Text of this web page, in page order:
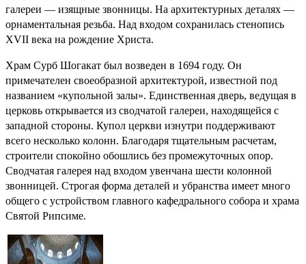
галереи — изящные звонницы. На архитектурных деталях —
орнаментальная резьба. Над входом сохранилась стенопись
ХVII века на рождение Христа.
Храм Сурб Шогакат был возведен в 1694 году. Он
примечателен своеобразной архитектурой, известной под
названием «купольной залы». Единственная дверь, ведущая в
церковь открывается из сводчатой галереи, находящейся с
западной стороны. Купол церкви изнутри поддерживают
всего несколько колонн. Благодаря тщательным расчетам,
строители спокойно обошлись без промежуточных опор.
Сводчатая галерея над входом увенчана шести колонной
звонницей. Строгая форма деталей и убранства имеет много
общего с устройством главного кафедрального собора и храма
Святой Рипсиме.